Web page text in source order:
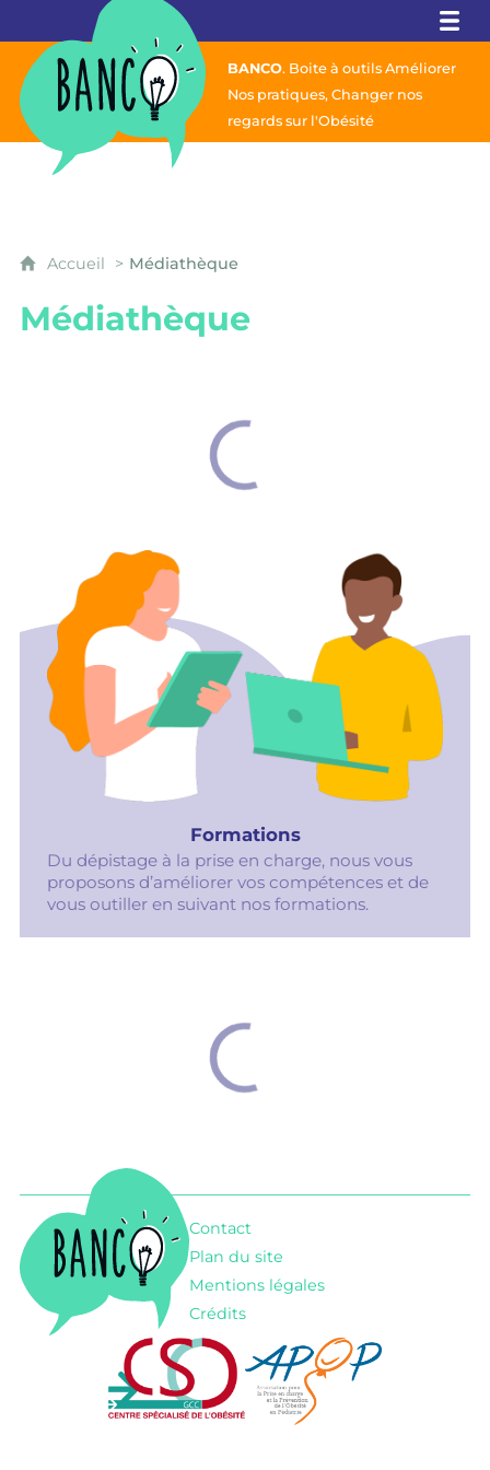
BANCO. Boite à outils Améliorer
Nos pratiques, Changer nos
regards sur l'Obésité
Accueil Médiathèque
Médiathèque
Formations
Du dépistage à la prise en charge, nous vous
proposons d’améliorer vos compétences et de
vous outiller en suivant nos formations.
Banco
Contact
Plan du site
Mentions légales
Crédits
CSO - Centre spécialisé de l'obésité
APOP - Association